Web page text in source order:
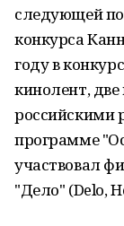
следующей по
конкурса
году в
кинолент,
российскими
программе
участвовал
"Дело" (Delo,